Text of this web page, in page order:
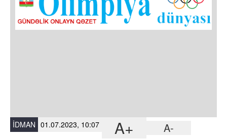
İDMAN 01.07.2023, 10:07 A+ A-